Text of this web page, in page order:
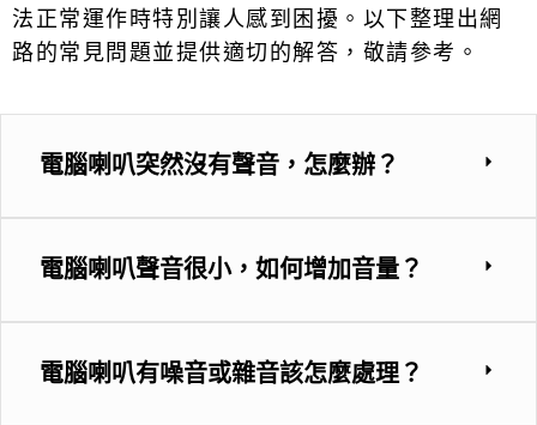
法正常運作時特別讓人感到困擾。以下整理出網
路的常見問題並提供適切的解答，敬請參考。
電腦喇叭突然沒有聲音，怎麼辦？
電腦喇叭聲音很小，如何增加音量？
電腦喇叭有噪音或雜音該怎麼處理？